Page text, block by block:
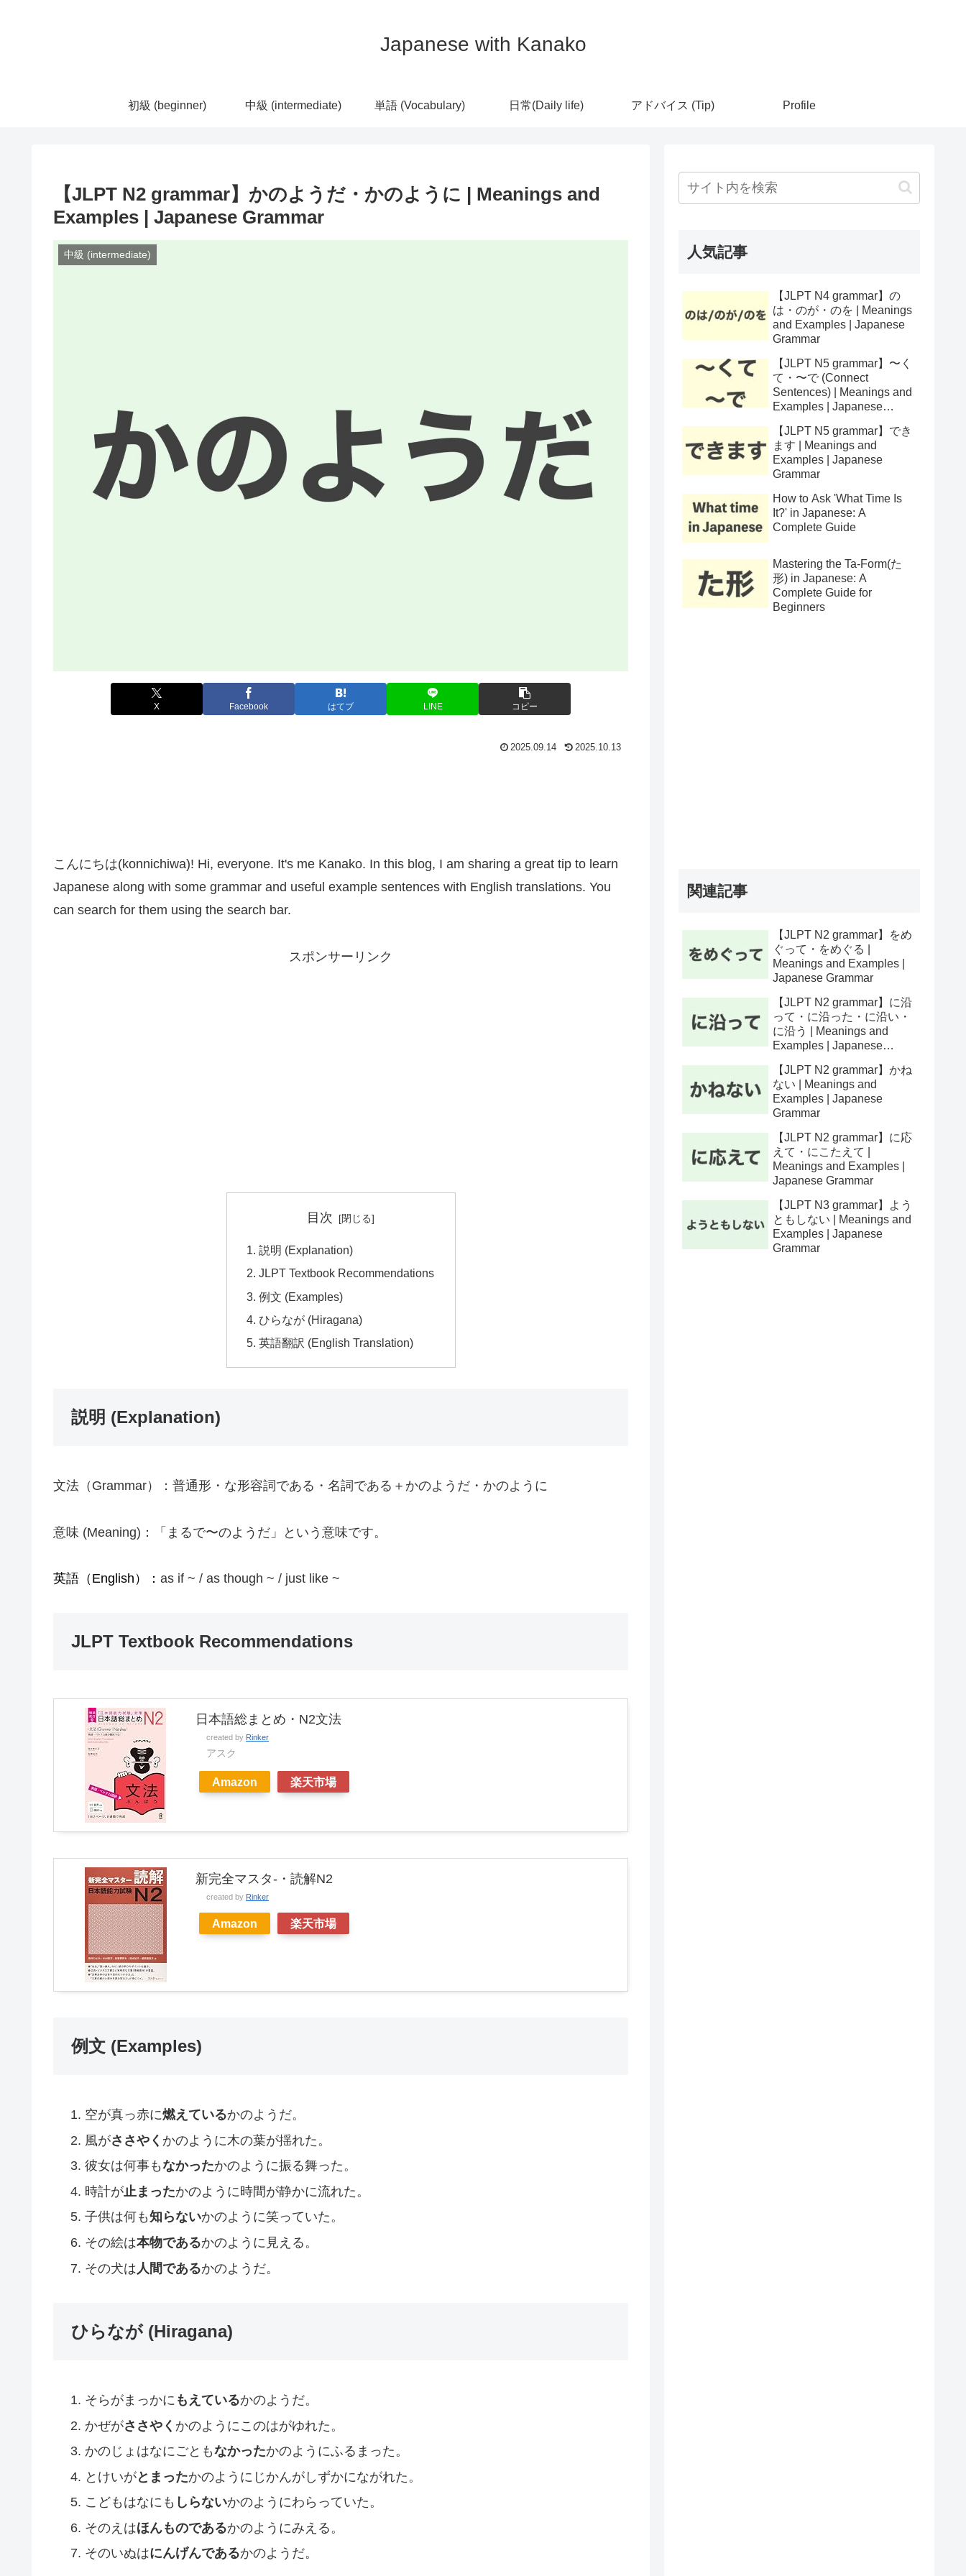
Japanese with Kanako
初級 (beginner) 中級 (intermediate) 単語 (Vocabulary) 日常(Daily life) アドバイス (Tip) Profile
【JLPT N2 grammar】かのようだ・かのように | Meanings and
Examples | Japanese Grammar
中級 (intermediate)
X Facebook はてブ LINE コピー
2025.09.14 2025.10.13
こんにちは(konnichiwa)! Hi, everyone. It's me Kanako. In this blog, I am sharing a great tip to learn
Japanese along with some grammar and useful example sentences with English translations. You
can search for them using the search bar.
スポンサーリンク
目次
説明 (Explanation)
JLPT Textbook Recommendations
例文 (Examples)
ひらなが (Hiragana)
英語翻訳 (English Translation)
説明 (Explanation)
文法（Grammar）：普通形・な形容詞である・名詞である＋かのようだ・かのように
意味 (Meaning)：「まるで〜のようだ」という意味です。
英語（English）： as if ~ / as though ~ / just like ~
JLPT Textbook Recommendations
日本語総まとめ・N2文法
created by Rinker
アスク
Amazon 楽天市場
新完全マスタ-・読解N2
created by Rinker
Amazon 楽天市場
例文 (Examples)
空が真っ赤に燃えているかのようだ。
風がささやく かのように木の葉が揺れた。
彼女は何事もなかったかのように振る舞った。
時計が止まったかのように時間が静かに流れた。
子供は何も知らないかのように笑っていた。
その絵は本物であるかのように見える。
その犬は 人間であるかのようだ。
ひらなが (Hiragana)
そらがまっかに もえているかのようだ。
かぜがささやく かのようにこのはがゆれた。
かのじょはなにごともなかったかのようにふるまった。
とけいがとまったかのようにじかんがしずかにながれた。
こどもはなにも しらないかのようにわらっていた。
そのえはほんものであるかのようにみえる。
そのいぬはにんげんであるかのようだ。
人気記事
【JLPT N4 grammar】の
は・のが・のを | Meanings
and Examples | Japanese
Grammar
【JLPT N5 grammar】〜く
て・〜で (Connect
Sentences) | Meanings and
Examples | Japanese
【JLPT N5 grammar】でき
ます | Meanings and
Examples | Japanese
Grammar
How to Ask 'What Time Is
It?' in Japanese: A
Complete Guide
Mastering the Ta-Form(た
形) in Japanese: A
Complete Guide for
Beginners
関連記事
【JLPT N2 grammar】をめ
ぐって・をめぐる |
Meanings and Examples |
Japanese Grammar
【JLPT N2 grammar】に沿
って・に沿った・に沿い・
に沿う | Meanings and
Examples | Japanese
【JLPT N2 grammar】かね
ない | Meanings and
Examples | Japanese
Grammar
【JLPT N2 grammar】に応
えて・にこたえて |
Meanings and Examples |
Japanese Grammar
【JLPT N3 grammar】よう
ともしない | Meanings and
Examples | Japanese
Grammar